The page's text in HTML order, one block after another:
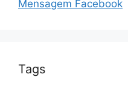
Mensagem Facebook
Tags